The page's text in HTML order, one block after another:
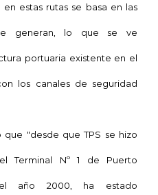
estas rutas se basa en las
generan, lo que se ve
portuaria existente en el
los canales de seguridad
que "desde que TPS se hizo
Terminal Nº 1 de Puerto
año 2000, ha estado